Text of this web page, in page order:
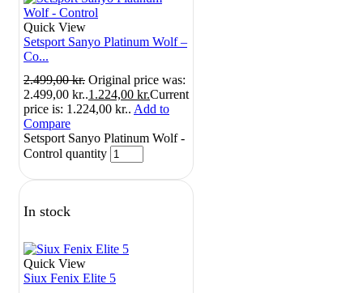
Quick View
Setsport Sanyo Platinum Wolf –
Co...
2.499,00kr. Original price was:
2.499,00 kr..1.224,00 kr.Current
price is: 1.224,00 kr.. Add to
Compare
Setsport Sanyo Platinum Wolf -
Control quantity
In stock
Quick View
Siux Fenix Elite 5